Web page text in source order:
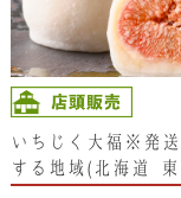
087-844-
いちじく大福※発
する地域(北海道･